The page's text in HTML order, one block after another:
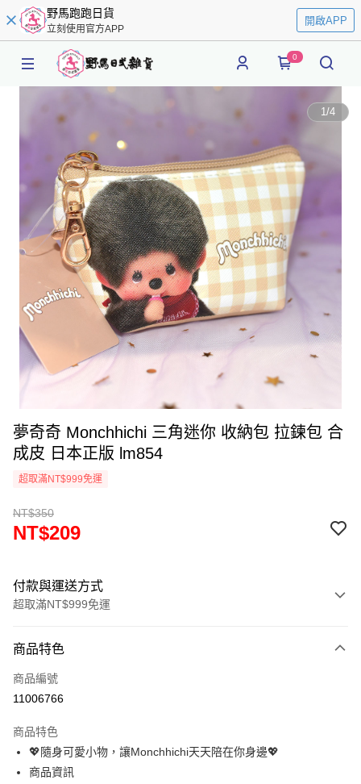
野馬跑跑日貨
立刻使用官方APP
開啟APP
0
1/4
夢奇奇 Monchhichi 三角迷你 收納包 拉鍊包 合
成皮 日本正版 lm854
超取滿NT$999免運
NT$350
NT$209
付款與運送方式
超取滿NT$999免運
信用卡一次付款
信用卡分期付款
合作金庫商業銀行
華南商業銀行
彰化商業銀行
上海商業儲蓄銀行
超商取貨付款
LINE Pay
商品特色
商品編號
11006766
商品特色
💖隨身可愛小物，讓Monchhichi天天陪在你身邊💖
商品資訊